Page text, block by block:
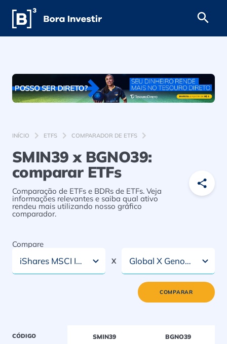
INÍCIO ETFS COMPARADOR DE ETFS
SMIN39 x BGNO39:
comparar ETFs
Comparação de ETFs e BDRs de ETFs. Veja
informações relevantes e saiba qual ativo
rendeu mais utilizando nosso gráfico
comparador.
Compare
iShares MSCI India Small-Cap ETF X Global X Genomics & Biotechnology ETF
COMPARAR
CÓDIGO SMIN39 BGNO39